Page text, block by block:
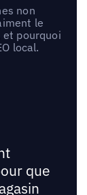
non
le
et pourquoi
local.
que